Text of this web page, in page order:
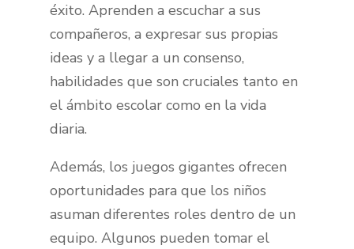
éxito. Aprenden a escuchar a sus
compañeros, a expresar sus propias
ideas y a llegar a un consenso,
habilidades que son cruciales tanto en
el ámbito escolar como en la vida
diaria.
Además, los juegos gigantes ofrecen
oportunidades para que los niños
asuman diferentes roles dentro de un
equipo. Algunos pueden tomar el